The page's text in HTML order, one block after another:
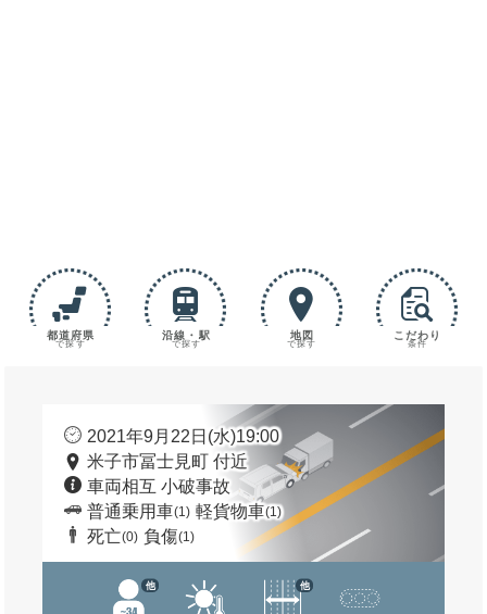
都道府県
で探す
沿線・駅
で探す
地図
で探す
こだわり
条件
2021年9月22日(水)19:00
米子市冨士見町 付近
車両相互 小破事故
普通乗用車(1) 軽貨物車(1)
死亡(0) 負傷(1)
他 他